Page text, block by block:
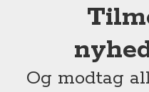
Og modtag